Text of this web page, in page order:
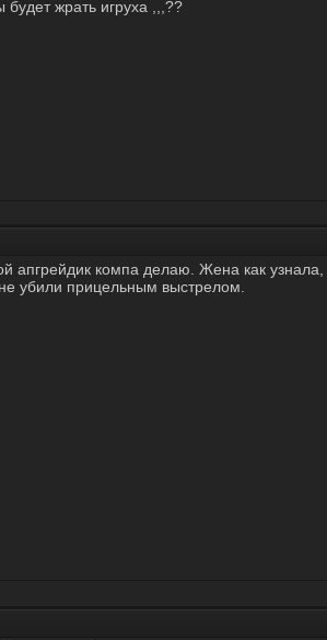
будет жрать игруха ,,,??
апгрейдик компа делаю. Жена как узнала,
убили прицельным выстрелом.